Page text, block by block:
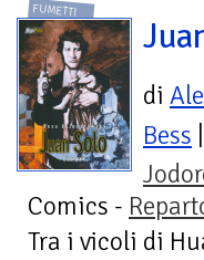
FUMETTI
di
Bess
Comics -
Tra i vicoli di